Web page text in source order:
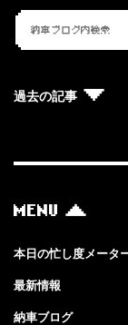
過去の記事
MENU
本日の忙し度メータ
最新情報
納車ブログ